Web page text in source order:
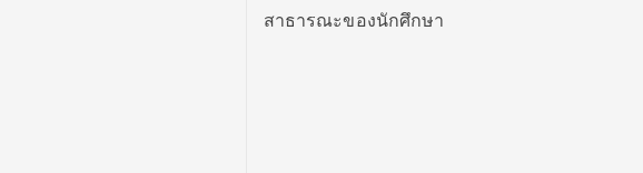
สาธารณะของนักศึกษา